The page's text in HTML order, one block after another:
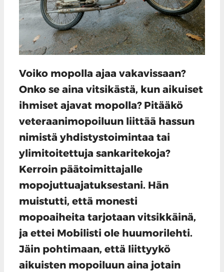
Voiko mopolla ajaa vakavissaan?
Onko se aina vitsikästä, kun aikuiset
ihmiset ajavat mopolla? Pitääkö
veteraanimopoiluun liittää hassun
nimistä yhdistystoimintaa tai
ylimitoitettuja sankaritekoja?
Kerroin päätoimittajalle
mopojuttuajatuksestani. Hän
muistutti, että monesti
mopoaiheita tarjotaan vitsikkäinä,
ja ettei Mobilisti ole huumorilehti.
Jäin pohtimaan, että liittyykö
aikuisten mopoiluun aina jotain